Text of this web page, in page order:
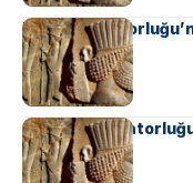
Pers
Sasani